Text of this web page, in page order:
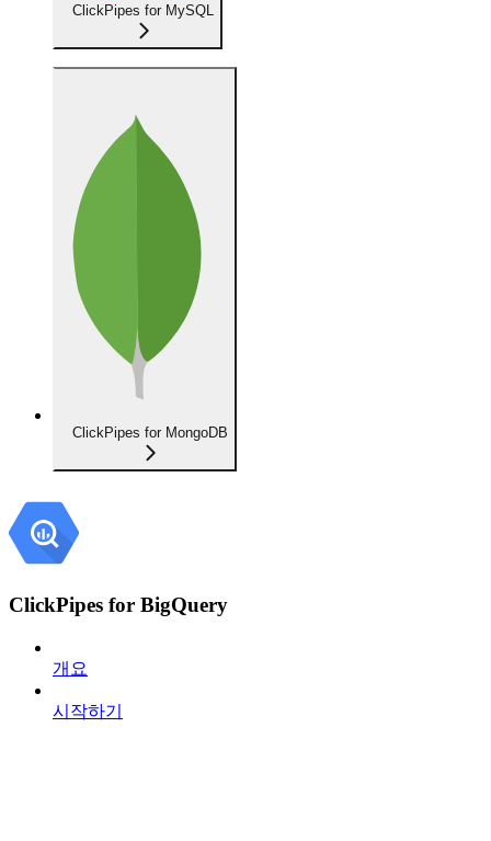
ClickPipes for MySQL
ClickPipes for MongoDB
ClickPipes for BigQuery
개요
시작하기